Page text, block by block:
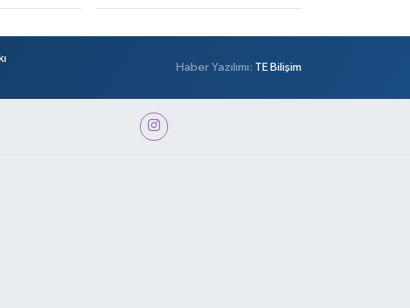
Haber Yazılımı: TE Bilişim